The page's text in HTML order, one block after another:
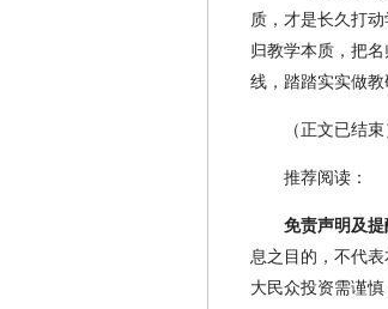
质，才是长久打
归教学本质，把
线，踏踏实实做教
（正文已结束
推荐阅读：
免责声明及提
息之目的，不代
大民众投资需谨慎